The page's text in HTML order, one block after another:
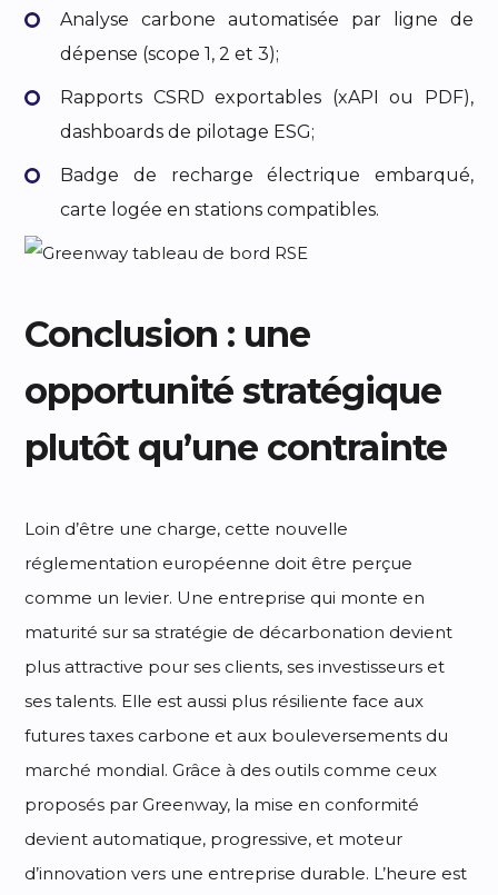
Analyse carbone automatisée par ligne de
dépense (scope 1, 2 et 3);
Rapports CSRD exportables (xAPI ou PDF),
dashboards de pilotage ESG;
Badge de recharge électrique embarqué,
carte logée en stations compatibles.
Conclusion : une
opportunité stratégique
plutôt qu’une contrainte
Loin d’être une charge, cette nouvelle
réglementation européenne doit être perçue
comme un levier. Une entreprise qui monte en
maturité sur sa stratégie de décarbonation devient
plus attractive pour ses clients, ses investisseurs et
ses talents. Elle est aussi plus résiliente face aux
futures taxes carbone et aux bouleversements du
marché mondial. Grâce à des outils comme ceux
proposés par Greenway, la mise en conformité
devient automatique, progressive, et moteur
d’innovation vers une entreprise durable. L’heure est